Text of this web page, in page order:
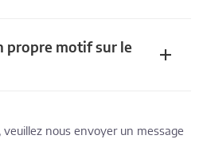
propre motif sur le
nous envoyer un message